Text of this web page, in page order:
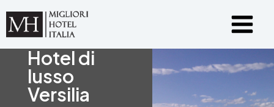
Vai
Main
Menu
Hotel di
lusso
Versilia